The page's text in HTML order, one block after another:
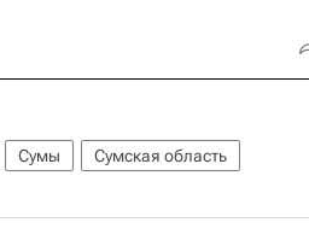
Сумы
Сумская область